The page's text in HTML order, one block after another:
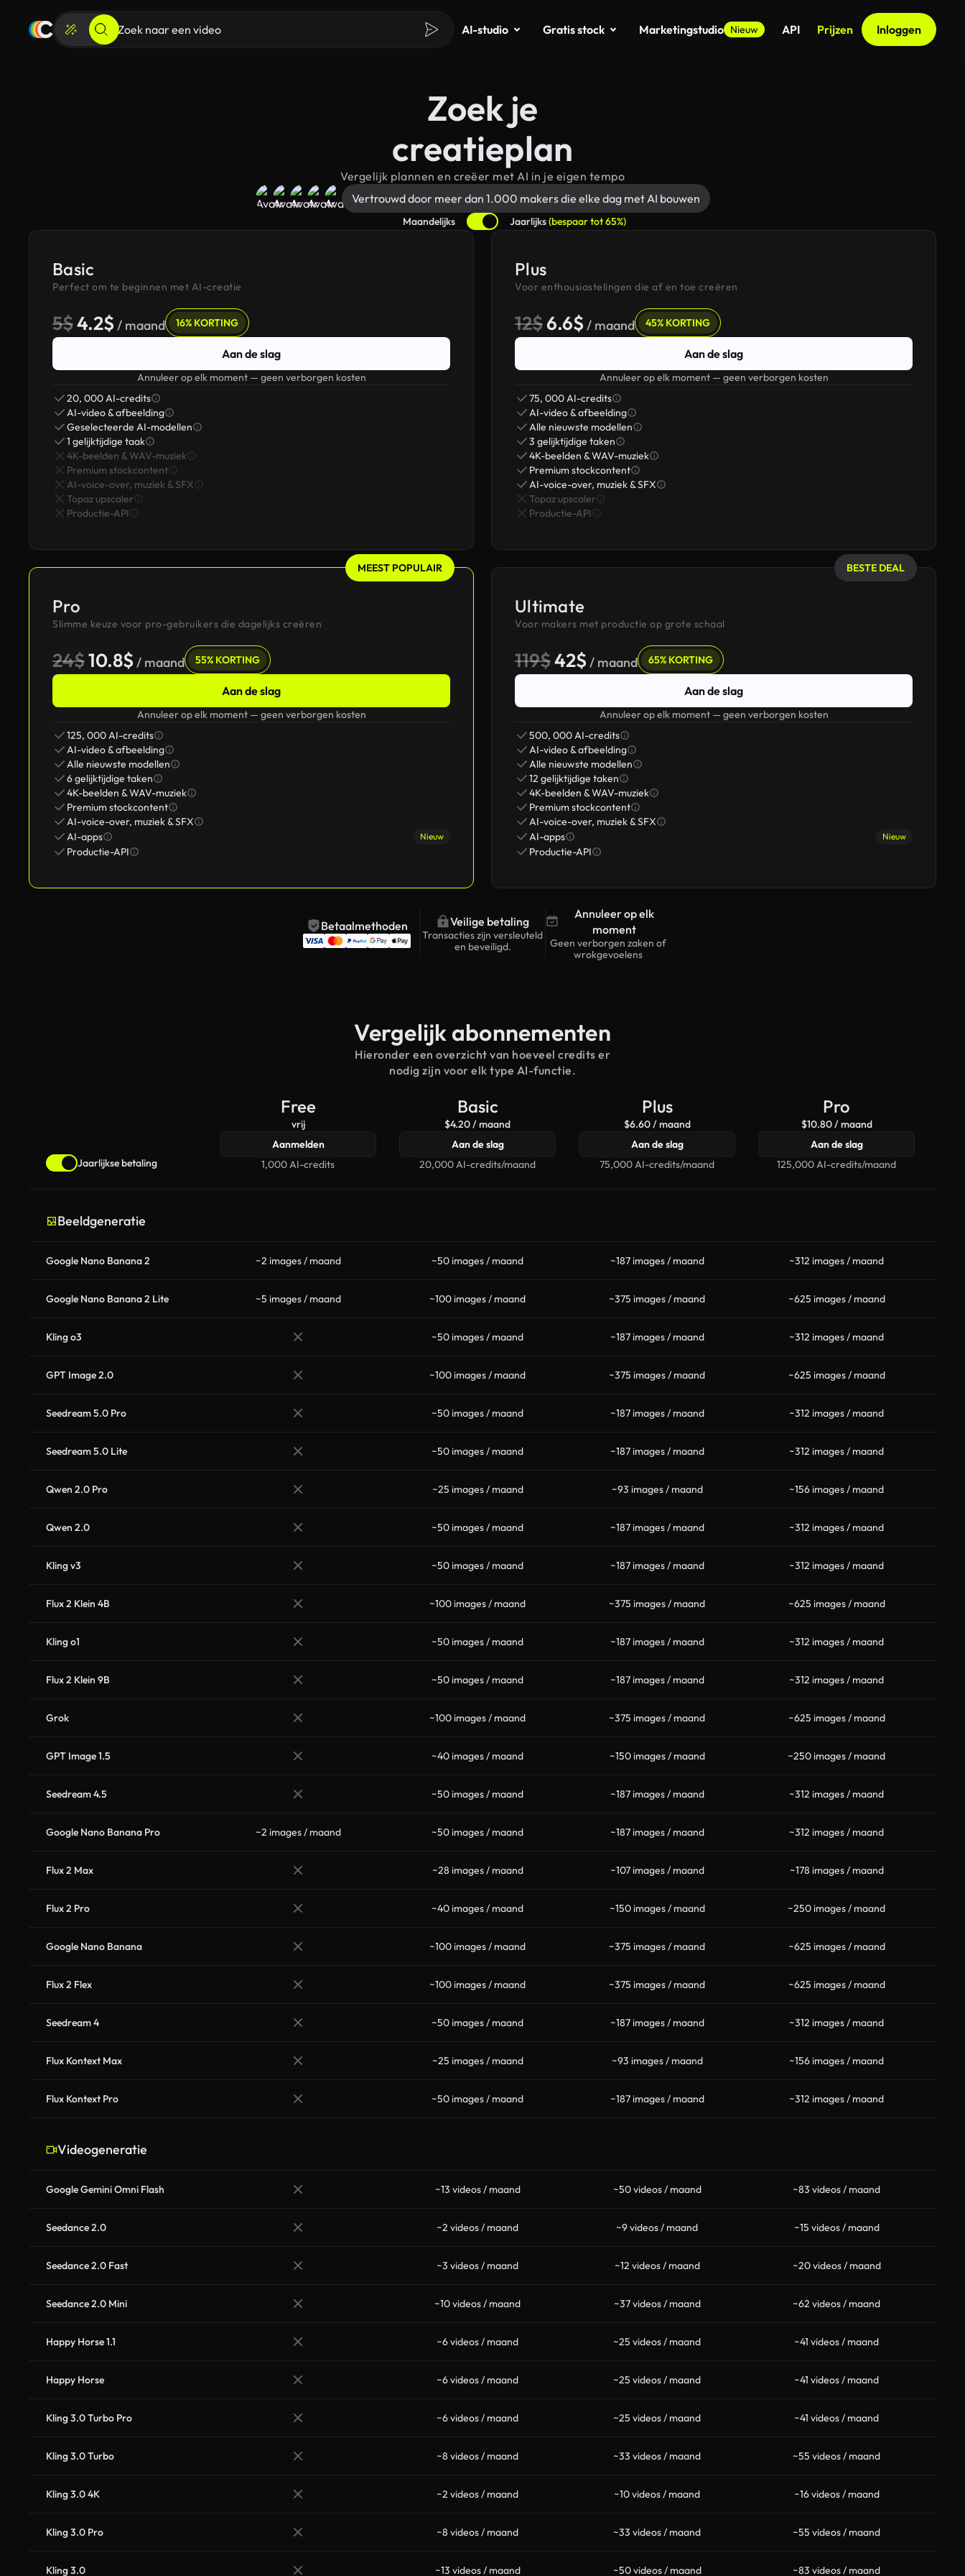
AI-studio Gratis stock Marketingstudio Nieuw API Prijzen Inloggen
Zoek je
creatieplan
Vergelijk plannen en creëer met AI in je eigen tempo
Vertrouwd door meer dan 1.000 makers die elke dag met AI bouwen
Maandelijks Jaarlijks(bespaar tot 65%)
Basic
Perfect om te beginnen met AI-creatie
5$4.2$ / maand 16% KORTING
Aan de slag
Annuleer op elk moment — geen verborgen kosten
20, 000 AI-credits
AI-video & afbeelding
Geselecteerde AI-modellen
1 gelijktijdige taak
4K-beelden & WAV-muziek
Premium stockcontent
AI-voice-over, muziek & SFX
Topaz upscaler
Productie-API
Plus
Voor enthousiastelingen die af en toe creëren
12$6.6$ / maand 45% KORTING
Aan de slag
Annuleer op elk moment — geen verborgen kosten
75, 000 AI-credits
AI-video & afbeelding
Alle nieuwste modellen
3 gelijktijdige taken
4K-beelden & WAV-muziek
Premium stockcontent
AI-voice-over, muziek & SFX
Topaz upscaler
Productie-API
MEEST POPULAIR
Pro
Slimme keuze voor pro-gebruikers die dagelijks creëren
24$10.8$ / maand 55% KORTING
Aan de slag
Annuleer op elk moment — geen verborgen kosten
125, 000 AI-credits
AI-video & afbeelding
Alle nieuwste modellen
6 gelijktijdige taken
4K-beelden & WAV-muziek
Premium stockcontent
AI-voice-over, muziek & SFX
AI-apps
Nieuw
Productie-API
BESTE DEAL
Ultimate
Voor makers met productie op grote schaal
119$42$ / maand 65% KORTING
Aan de slag
Annuleer op elk moment — geen verborgen kosten
500, 000 AI-credits
AI-video & afbeelding
Alle nieuwste modellen
12 gelijktijdige taken
4K-beelden & WAV-muziek
Premium stockcontent
AI-voice-over, muziek & SFX
AI-apps
Nieuw
Productie-API
Betaalmethoden Veilige betaling
Transacties zijn versleuteld
en beveiligd.
Annuleer op elk
moment
Geen verborgen zaken of
wrokgevoelens
Vergelijk abonnementen
Hieronder een overzicht van hoeveel credits er
nodig zijn voor elk type AI-functie.
Jaarlijkse betaling
Free
vrij
Aanmelden
1,000 AI-credits
Basic
$4.20 / maand
Aan de slag
20,000 AI-credits/maand
Plus
$6.60 / maand
Aan de slag
75,000 AI-credits/maand
Pro
$10.80 / maand
Aan de slag
125,000 AI-credits/maand
Beeldgeneratie
Google Nano Banana 2 ~2 images / maand ~50 images / maand ~187 images / maand ~312 images / maand
Google Nano Banana 2 Lite ~5 images / maand ~100 images / maand ~375 images / maand ~625 images / maand
Kling o3 ~50 images / maand ~187 images / maand ~312 images / maand
GPT Image 2.0 ~100 images / maand ~375 images / maand ~625 images / maand
Seedream 5.0 Pro ~50 images / maand ~187 images / maand ~312 images / maand
Seedream 5.0 Lite ~50 images / maand ~187 images / maand ~312 images / maand
Qwen 2.0 Pro ~25 images / maand ~93 images / maand ~156 images / maand
Qwen 2.0 ~50 images / maand ~187 images / maand ~312 images / maand
Kling v3 ~50 images / maand ~187 images / maand ~312 images / maand
Flux 2 Klein 4B ~100 images / maand ~375 images / maand ~625 images / maand
Kling o1 ~50 images / maand ~187 images / maand ~312 images / maand
Flux 2 Klein 9B ~50 images / maand ~187 images / maand ~312 images / maand
Grok ~100 images / maand ~375 images / maand ~625 images / maand
GPT Image 1.5 ~40 images / maand ~150 images / maand ~250 images / maand
Seedream 4.5 ~50 images / maand ~187 images / maand ~312 images / maand
Google Nano Banana Pro ~2 images / maand ~50 images / maand ~187 images / maand ~312 images / maand
Flux 2 Max ~28 images / maand ~107 images / maand ~178 images / maand
Flux 2 Pro ~40 images / maand ~150 images / maand ~250 images / maand
Google Nano Banana ~100 images / maand ~375 images / maand ~625 images / maand
Flux 2 Flex ~100 images / maand ~375 images / maand ~625 images / maand
Seedream 4 ~50 images / maand ~187 images / maand ~312 images / maand
Flux Kontext Max ~25 images / maand ~93 images / maand ~156 images / maand
Flux Kontext Pro ~50 images / maand ~187 images / maand ~312 images / maand
Videogeneratie
Google Gemini Omni Flash ~13 videos / maand ~50 videos / maand ~83 videos / maand
Seedance 2.0 ~2 videos / maand ~9 videos / maand ~15 videos / maand
Seedance 2.0 Fast ~3 videos / maand ~12 videos / maand ~20 videos / maand
Seedance 2.0 Mini ~10 videos / maand ~37 videos / maand ~62 videos / maand
Happy Horse 1.1 ~6 videos / maand ~25 videos / maand ~41 videos / maand
Happy Horse ~6 videos / maand ~25 videos / maand ~41 videos / maand
Kling 3.0 Turbo Pro ~6 videos / maand ~25 videos / maand ~41 videos / maand
Kling 3.0 Turbo ~8 videos / maand ~33 videos / maand ~55 videos / maand
Kling 3.0 4K ~2 videos / maand ~10 videos / maand ~16 videos / maand
Kling 3.0 Pro ~8 videos / maand ~33 videos / maand ~55 videos / maand
Kling 3.0 ~13 videos / maand ~50 videos / maand ~83 videos / maand